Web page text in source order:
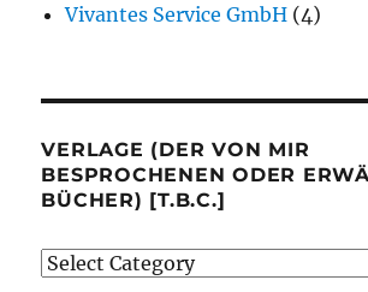
Vivantes Service GmbH (4)
VERLAGE (DER VON MIR
BESPROCHENEN ODER
BÜCHER) [T.B.C.]
Verlage